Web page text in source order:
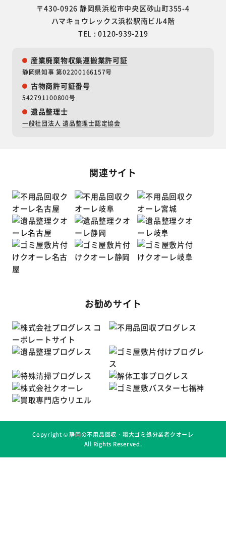
〒430-0926 静岡県浜松市中央区砂山町355-4
ハマキョウレックス浜松駅南ビル4階
TEL : 0120-939-219
産業廃棄物収集運搬業許可証
静岡県知事 第02200166157号
古物商許可証番号
542791100800号
遺品整理士
一般社団法人 遺品整理士認定協会
関連サイト
お勧めサイト
Copyright ©静岡の不用品回収・粗大ゴミ処分業者クオーレ
All Rights Reserved.